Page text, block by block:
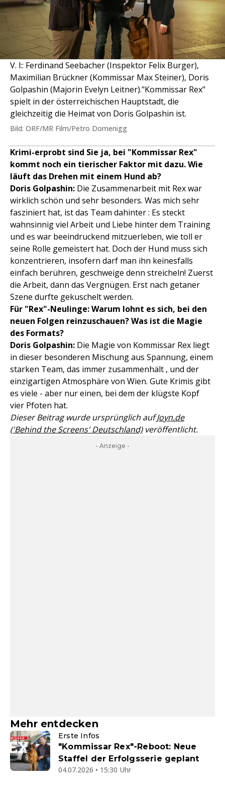
V. l:: Ferdinand Seebacher (Inspektor Felix Burger),
Maximilian Brückner (Kommissar Max Steiner), Doris
Golpashin (Majorin Evelyn Leitner)."Kommissar Rex"
spielt in der österreichischen Hauptstadt, die
gleichzeitig die Heimat von Doris Golpashin ist.
Bild: ORF/MR Film/Petro Domenigg
Krimi-erprobt sind Sie ja, bei "Kommissar Rex"
kommt noch ein tierischer Faktor mit dazu. Wie
läuft das Drehen mit einem Hund ab?
Doris Golpashin: Die Zusammenarbeit mit Rex war
wirklich schön und sehr besonders. Was mich sehr
fasziniert hat, ist das Team dahinter : Es steckt
wahnsinnig viel Arbeit und Liebe hinter dem Training
und es war beeindruckend mitzuerleben, wie toll er
seine Rolle gemeistert hat. Doch der Hund muss sich
konzentrieren, insofern darf man ihn keinesfalls
einfach berühren, geschweige denn streicheln! Zuerst
die Arbeit, dann das Vergnügen. Erst nach getaner
Szene durfte gekuschelt werden.
Für "Rex"-Neulinge: Warum lohnt es sich, bei den
neuen Folgen reinzuschauen? Was ist die Magie
des Formats?
Doris Golpashin: Die Magie von Kommissar Rex liegt
in dieser besonderen Mischung aus Spannung, einem
starken Team, das immer zusammenhält , und der
einzigartigen Atmosphäre von Wien. Gute Krimis gibt
es viele - aber nur einen, bei dem der klügste Kopf
vier Pfoten hat.
Dieser Beitrag wurde ursprünglich aufJoyn.de
('Behind the Screens' Deutschland)veröffentlicht.
- Anzeige -
Mehr entdecken
Erste Infos
"Kommissar Rex"-Reboot: Neue
Staffel der Erfolgsserie geplant
04.07.2026 • 15:30 Uhr